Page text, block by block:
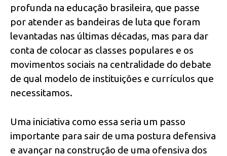
profunda na educação brasileira, que passe
por atender as bandeiras de luta que foram
levantadas nas últimas décadas, mas para dar
conta de colocar as classes populares e os
movimentos sociais na centralidade do debate
de qual modelo de instituições e currículos que
necessitamos.
Uma iniciativa como essa seria um passo
importante para sair de uma postura defensiva
e avançar na construção de uma ofensiva dos